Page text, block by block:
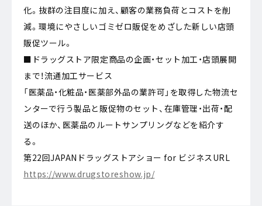
化。抜群の注目度に加え、顧客の業務負荷とコストを削
減。環境にやさしいゴミゼロ販促をめざした新しい店頭
販促ツール。
■ドラッグストア限定商品の企画・セット加工・店頭展開
まで！流通加工サービス
「医薬品・化粧品・医薬部外品の業許可」を取得した物流セ
ンターで行う製品と販促物のセット、在庫管理・出荷・配
送のほか、医薬品のルートサンプリングなどを紹介す
る。
第22回JAPANドラッグストアショー for ビジネスURL
https://www.drugstoreshow.jp/